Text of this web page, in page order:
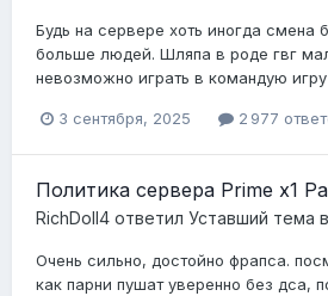
Будь на сервере хоть иногда смена
больше людей. Шляпа в роде гвг
невозможно играть в командую
3 сентября, 2025 2 977
Политика сервера Prime x1
RichDoll4 ответил Уставший тема в
Очень сильно, достойно фрапса.
как парни пушат уверенно без дса,